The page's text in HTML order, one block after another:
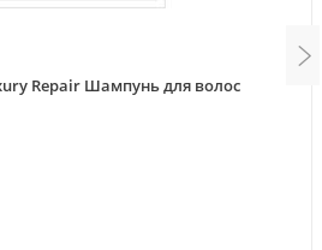
Repair Шампунь для волос